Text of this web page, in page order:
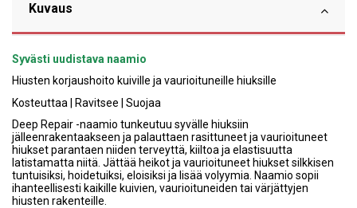
Kuvaus
Syvästi uudistava naamio
Hiusten korjaushoito kuiville ja vaurioituneille hiuksille
Kosteuttaa | Ravitsee | Suojaa
Deep Repair -naamio tunkeutuu syvälle hiuksiin
jälleenrakentaakseen ja palauttaen rasittuneet ja vaurioituneet
hiukset parantaen niiden terveyttä, kiiltoa ja elastisuutta
latistamatta niitä. Jättää heikot ja vaurioituneet hiukset silkkisen
tuntuisiksi, hoidetuiksi, eloisiksi ja lisää volyymia. Naamio sopii
ihanteellisesti kaikille kuivien, vaurioituneiden tai värjättyjen
hiusten rakenteille.